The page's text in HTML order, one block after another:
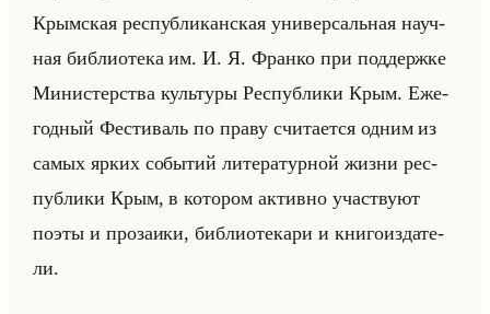
Крым­ская рес­пуб­ли­кан­ская уни­вер­сальная на­уч­
ная биб­лио­те­ка им. И. Я. Фран­ко при под­держ­ке
Ми­ни­стер­ства культу­ры Рес­пуб­ли­ки Крым. Еже­
год­ный Фе­сти­валь по праву счи­та­ет­ся одним из
самых ярких со­бы­тий ли­те­ра­тур­ной жизни рес­
пуб­ли­ки Крым, в ко­то­ром ак­тив­но участ­ву­ют
поэты и про­за­ики, биб­лио­те­ка­ри и кни­го­из­да­те­
ли.